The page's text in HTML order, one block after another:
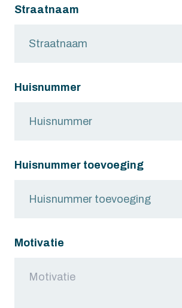
Straatnaam
Huisnummer
Huisnummer toevoeging
Motivatie